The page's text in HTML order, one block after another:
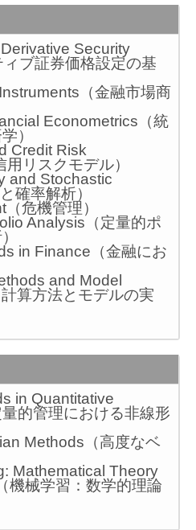
Security
ブ証券価格設定の基
（金融市場商
Econometrics（統
）
Credit Risk
リスクモデル）
and Stochastic
確率解析）
危機管理）
Analysis（定量的ポ
in Finance（金融にお
and Model
算方法とモデルの実
in Quantitative
的管理における非線形
Methods（高度なベ
Mathematical Theory
機械学習：数学的理論